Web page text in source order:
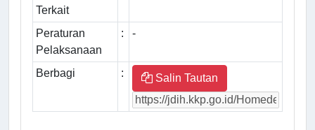
Terkait
Peraturan
Pelaksanaan
: -
Berbagi : Salin Tautan